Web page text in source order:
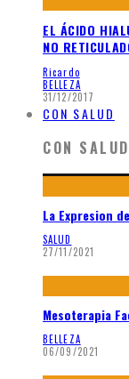
EL ÁCIDO
NO
Ricardo
BELLEZA
31/12/2017
CON SALUD
CON SALUD
La Expresion
SALUD
27/11/2021
Mesoterapia
BELLEZA
06/09/2021